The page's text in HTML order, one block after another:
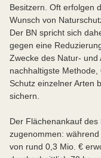
Besitzern. Oft erfolgen
Wunsch von
Der BN spricht sich
gegen eine
Zwecke des Natur- und
nachhaltigste
Schutz einzelner Arten
sichern.
Der Flächenankauf
zugenommen:
von rund 0,3 Mio. €